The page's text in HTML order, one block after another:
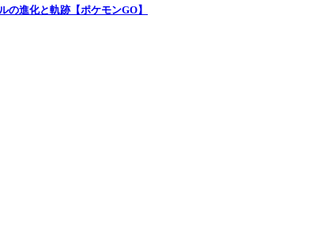
の進化と軌跡【ポケモンGO】